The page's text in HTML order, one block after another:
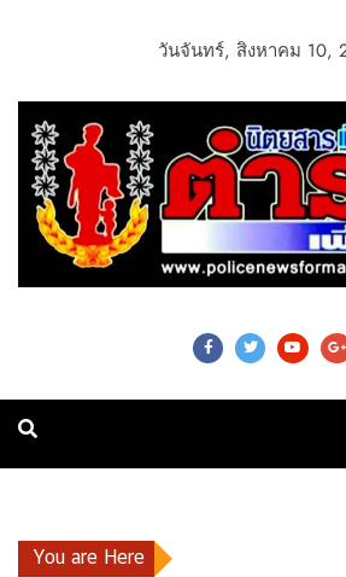
วันจันทร์, สิงหาคม 10,
Police
You are Here